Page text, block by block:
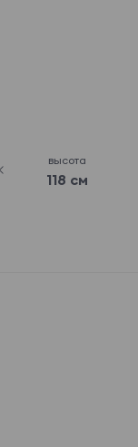
высота
118 см